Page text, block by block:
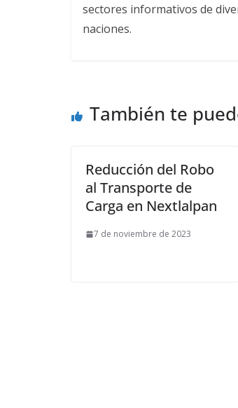
sectores informativos de
naciones.
También te
Reducción del Robo
al Transporte de
Carga en Nextlalpan
7 de noviembre de 2023